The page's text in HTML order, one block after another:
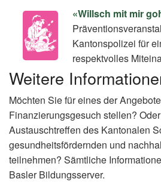
«Willsch mit mir
Kantonspolizei für
respektvolles
Weitere
Möchten Sie für eines der
Finanzierungsgesuch stellen?
Austauschtreffen des Kantonalen
gesundheitsfördernden und
teilnehmen? Sämtliche
Basler Bildungsserver.